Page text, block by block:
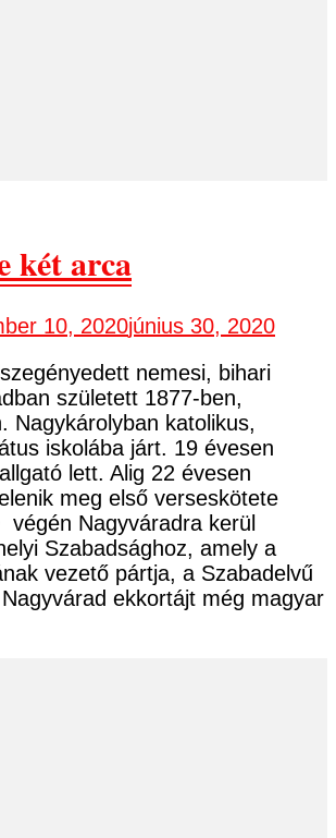
két arca
10, 2020június 30, 2020
nemesi, bihari
született 1877-ben,
Nagykárolyban katolikus,
iskolába járt. 19 évesen
lett. Alig 22 évesen
meg első verseskötete
Nagyváradra kerül
Szabadsághoz, amely a
vezető pártja, a Szabadelvű
ekkortájt még magyar